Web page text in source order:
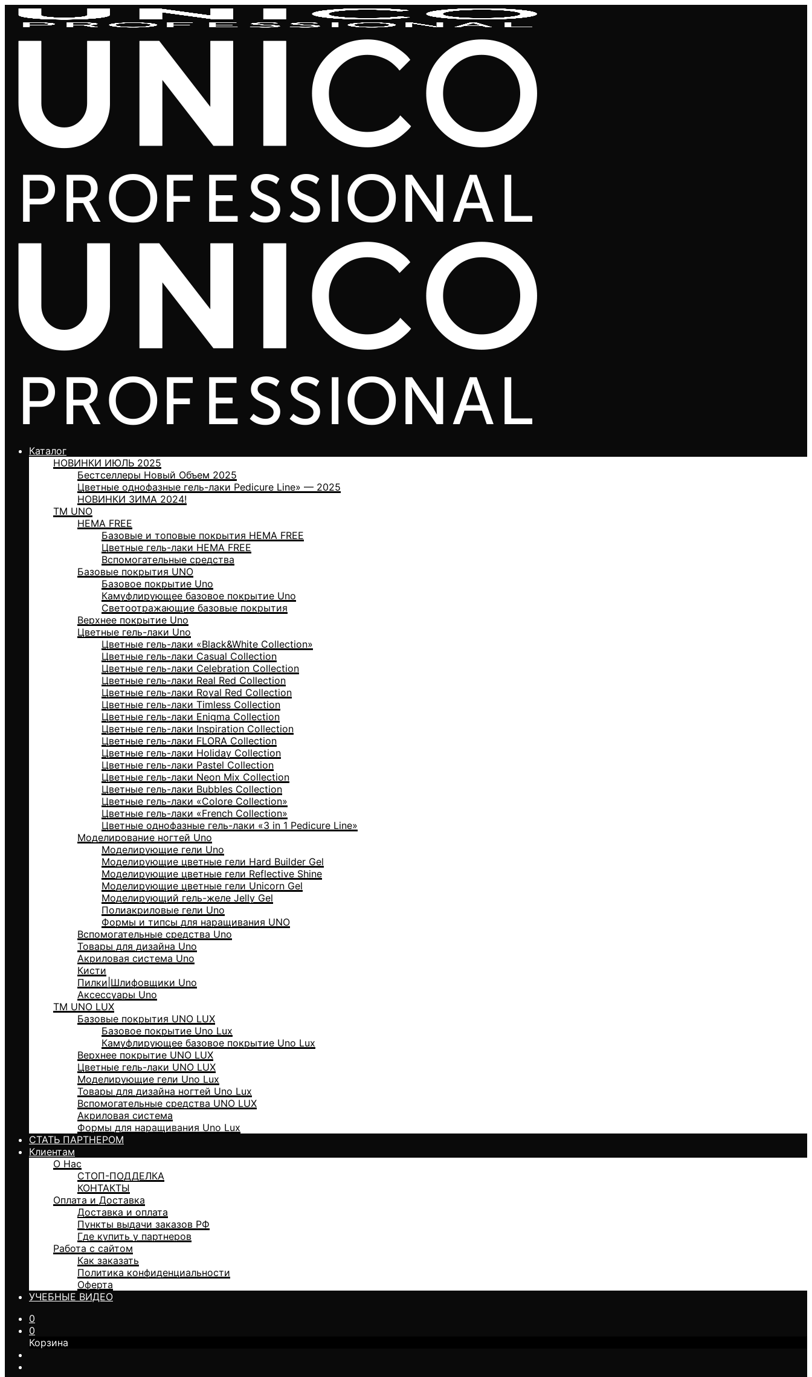
Каталог
НОВИНКИ ИЮЛЬ 2025
Бестселлеры Новый Объем 2025
Цветные однофазные гель-лаки Pedicure Line» — 2025
НОВИНКИ ЗИМА 2024!
ТМ UNO
HEMA FREE
Базовые и топовые покрытия HEMA FREE
Цветные гель-лаки HEMA FREE
Вспомогательные средства
Базовые покрытия UNO
Базовое покрытие Uno
Камуфлирующее базовое покрытие Uno
Светоотражающие базовые покрытия
Верхнее покрытие Uno
Цветные гель-лаки Uno
Цветные гель-лаки «Black&White Collection»
Цветные гель-лаки Casual Collection
Цветные гель-лаки Celebration Collection
Цветные гель-лаки Real Red Collection
Цветные гель-лаки Royal Red Collection
Цветные гель-лаки Timless Collection
Цветные гель-лаки Enigma Collection
Цветные гель-лаки Inspiration Collection
Цветные гель-лаки FLORA Collection
Цветные гель-лаки Holiday Collection
Цветные гель-лаки Pastel Collection
Цветные гель-лаки Neon Mix Collection
Цветные гель-лаки Bubbles Collection
Цветные гель-лаки «Colore Collection»
Цветные гель-лаки «Frеnch Collection»
Цветные однофазные гель-лаки «3 in 1 Pedicure Line»
Моделирование ногтей Uno
Моделирующие гели Uno
Моделирующие цветные гели Hard Builder Gel
Моделирующие цветные гели Reflective Shine
Моделирующие цветные гели Unicorn Gel
Моделирующий гель-желе Jelly Gel
Полиакриловые гели Uno
Формы и типсы для наращивания UNO
Вспомогательные средства Uno
Товары для дизайна Uno
Акриловая система Uno
Кисти
Пилки|Шлифовщики Uno
Аксессуары Uno
ТМ UNO LUX
Базовые покрытия UNO LUX
Базовое покрытие Uno Lux
Камуфлирующее базовое покрытие Uno Lux
Верхнее покрытие UNO LUX
Цветные гель-лаки UNO LUX
Моделирующие гели Uno Lux
Товары для дизайна ногтей Uno Lux
Вспомогательные средства UNO LUX
Акриловая система
Формы для наращивания Uno Lux
СТАТЬ ПАРТНЕРОМ
Клиентам
О Нас
СТОП-ПОДДЕЛКА
КОНТАКТЫ
Оплата и Доставка
Доставка и оплата
Пункты выдачи заказов РФ
Где купить у партнеров
Работа с сайтом
Как заказать
Политика конфиденциальности
Оферта
УЧЕБНЫЕ ВИДЕО
0
0
Корзина